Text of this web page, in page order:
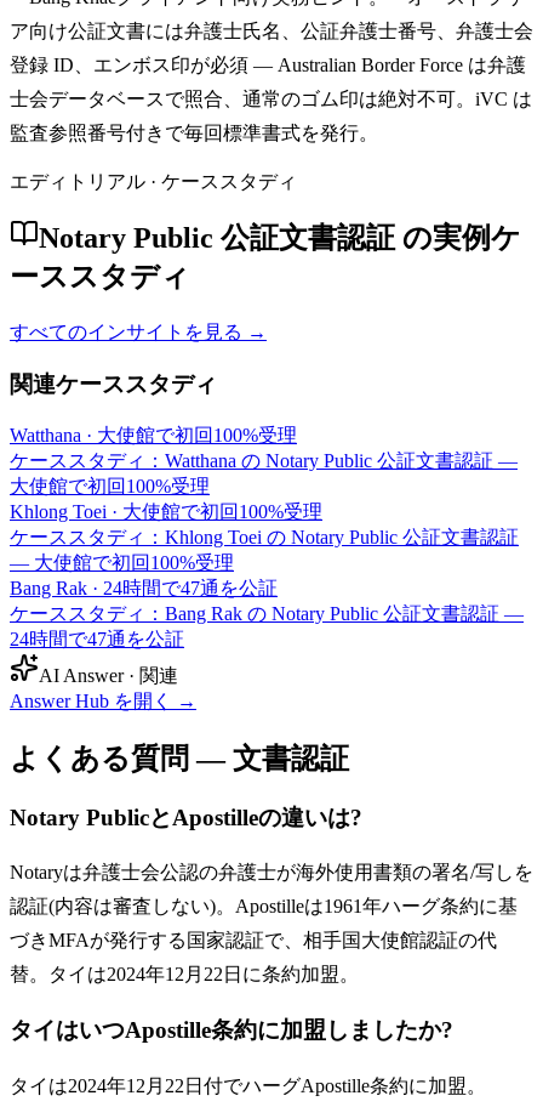
ア向け公証文書には弁護士氏名、公証弁護士番号、弁護士会
登録 ID、エンボス印が必須 — Australian Border Force は弁護
士会データベースで照合、通常のゴム印は絶対不可。iVC は
監査参照番号付きで毎回標準書式を発行。
エディトリアル · ケーススタディ
Notary Public 公証文書認証 の実例ケ
ーススタディ
すべてのインサイトを見る →
関連ケーススタディ
Watthana · 大使館で初回100%受理
ケーススタディ：Watthana の Notary Public 公証文書認証 —
大使館で初回100%受理
Khlong Toei · 大使館で初回100%受理
ケーススタディ：Khlong Toei の Notary Public 公証文書認証
— 大使館で初回100%受理
Bang Rak · 24時間で47通を公証
ケーススタディ：Bang Rak の Notary Public 公証文書認証 —
24時間で47通を公証
AI Answer · 関連
Answer Hub を開く
→
よくある質問 — 文書認証
Notary PublicとApostilleの違いは?
Notaryは弁護士会公認の弁護士が海外使用書類の署名/写しを
認証(内容は審査しない)。Apostilleは1961年ハーグ条約に基
づきMFAが発行する国家認証で、相手国大使館認証の代
替。タイは2024年12月22日に条約加盟。
タイはいつApostille条約に加盟しましたか?
タイは2024年12月22日付でハーグApostille条約に加盟。